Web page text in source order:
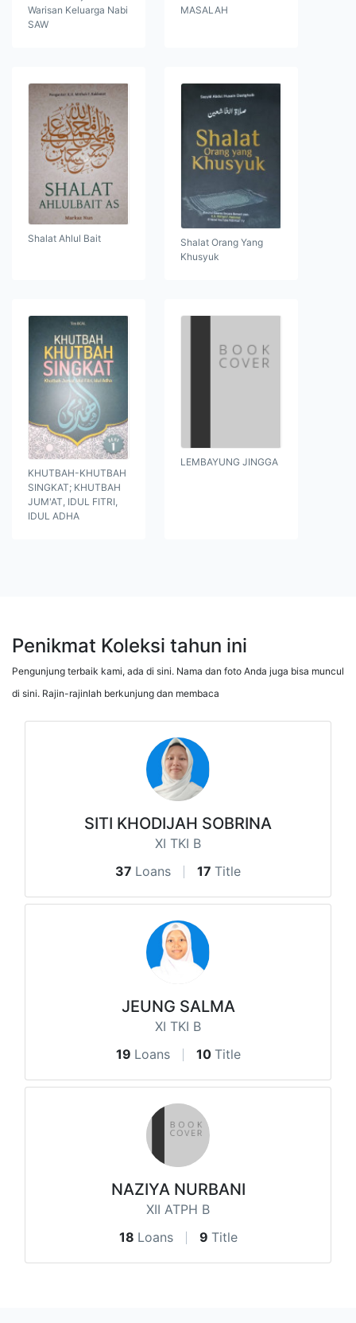
Warisan Keluarga Nabi
SAW
MASALAH
Shalat Ahlul Bait
Shalat Orang Yang
Khusyuk
KHUTBAH-KHUTBAH
SINGKAT; KHUTBAH
JUM'AT, IDUL FITRI,
IDUL ADHA
LEMBAYUNG JINGGA
Penikmat Koleksi tahun ini
Pengunjung terbaik kami, ada di sini. Nama dan foto Anda juga bisa muncul
di sini. Rajin-rajinlah berkunjung dan membaca
SITI KHODIJAH SOBRINA
XI TKI B
37 Loans 17 Title
JEUNG SALMA
XI TKI B
19 Loans 10 Title
NAZIYA NURBANI
XII ATPH B
18 Loans 9 Title